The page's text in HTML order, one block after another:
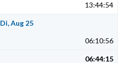
13:44:54
Di, Aug 25
06:10:56
06:44:15